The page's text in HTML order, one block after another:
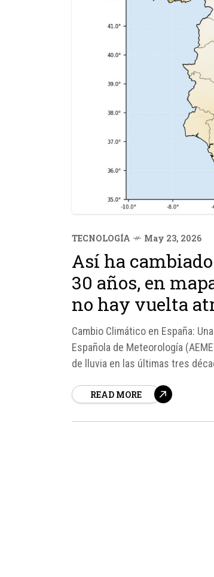
TECNOLOGÍA May 23, 2026
Así ha
30 años, en
no hay vuelta
Cambio Climático en España:
Española de Meteorología
de lluvia en las últimas tres
READ MORE